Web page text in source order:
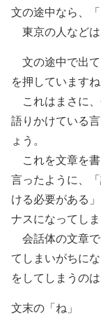
文の途中なら、
東京の人などは
文の途中で出て
を押しています
これはまさに、
語りかけている
ょう。
これを文章を書
言ったように、
ける必要がある
ナスになってしま
会話体の文章で
てしまいがちに
をしてしまうの
文末の「ね」